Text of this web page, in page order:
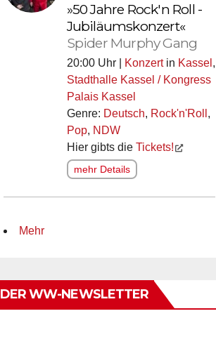
»50 Jahre Rock'n Roll -
Jubiläumskonzert«
Spider Murphy Gang
20:00 Uhr | Konzertin Kassel ,
Stadthalle Kassel / Kongress
Palais Kassel
Genre: Deutsch, Rock'n'Roll ,
Pop, NDW
Hier gibts die Tickets!
mehr Details
Mehr
DER WW-NEWSLETTER